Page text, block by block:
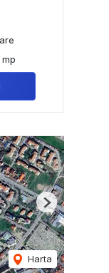
Harta
Next